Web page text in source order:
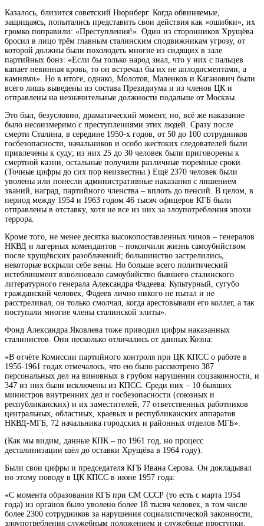
Казалось, близится советский Нюрнберг. Когда обвиняемые,
защищаясь, попытались представить свои действия как «ошибки», их
громко поправили: «Преступления!». Один из сторонников Хрущёва
бросил в лицо трём главным сталинским сподвижникам угрозу, от
которой должны были похолодеть многие из сидящих в зале
партийных бонз: «Если бы только народ знал, что у них с пальцев
капает невинная кровь, то он встречал бы их не аплодисментами, а
камнями». Но в итоге, однако, Молотов, Маленков и Каганович были
всего лишь выведены из состава Президиума и из членов ЦК и
отправлены на незначительные должности подальше от Москвы.
Это был, безусловно, драматический момент, но, всё же наказание
было несоизмеримо с преступлениями этих людей. Сразу после
смерти Сталина, в середине 1950-х годов, от 50 до 100 сотрудников
госбезопасности, начальников и особо жестоких следователей были
привлечены к суду; из них 25 до 30 человек были приговорены к
смертной казни, остальные получили различные тюремные сроки.
(Точные цифры до сих пор неизвестны.) Ещё 2370 человек были
уволены или понесли административные наказания с лишением
званий, наград, партийного членства – вплоть до пенсий. В целом, в
период между 1954 и 1963 годом 46 тысяч офицеров КГБ были
отправлены в отставку, хотя не все из них за злоупотребления эпохи
террора.
Кроме того, не менее десятка высокопоставленных чинов – генералов
НКВД и лагерных комендантов – покончили жизнь самоубийством
после хрущёвских разоблачений; большинство застрелились,
некоторые вскрыли себе вены. Но больше всего политический
истеблишмент взволновало самоубийство бывшего сталинского
литературного генерала Александра Фадеева. Культурный, сугубо
гражданский человек, Фадеев лично никого не пытал и не
расстреливал, он только смолчал, когда арестовывали его коллег, а так
поступали многие члены сталинской элиты».
Фонд Александра Яковлева тоже приводил цифры наказанных
сталинистов. Они несколько отличались от данных Коэна:
«В отчёте Комиссии партийного контроля при ЦК КПСС о работе в
1956-1961 годах отмечалось, что ею было рассмотрено 387
персональных дел на виновных в грубом нарушении соцзаконности, и
347 из них были исключены из КПСС. Среди них – 10 бывших
министров внутренних дел и госбезопасности (союзных и
республиканских) и их заместителей, 77 ответственных работников
центральных, областных, краевых и республиканских аппаратов
НКВД-МГБ, 72 начальника городских и районных отделов МГБ».
(Как мы видим, данные КПК – по 1961 год, но процесс
десталинизации шёл до оставки Хрущёва в 1964 году).
Были свои цифры и председателя КГБ Ивана Серова. Он докладывал
по этому поводу в ЦК КПСС в июне 1957 года:
«С момента образования КГБ при СМ СССР (то есть с марта 1954
года) из органов было уволено более 18 тысяч человек, в том числе
более 2300 сотрудников за нарушения социалистической законности,
злоупотребления служебным положением и служебные проступки.